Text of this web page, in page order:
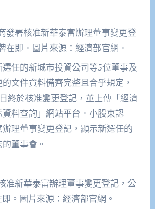
發署核准新華泰富辦理董事變更登
在即。圖片來源：經濟部官網。
選任的新城市投資公司等5位董事及
的文件資料備齊完整且合乎規定 ，
日終於核准變更登記，並上傳「經濟
料查詢」網站平台。 小股東認
理董事變更登記，顯示新選任的
董事會。
准新華泰富辦理董事變更登記，公
。圖片來源：經濟部官網。